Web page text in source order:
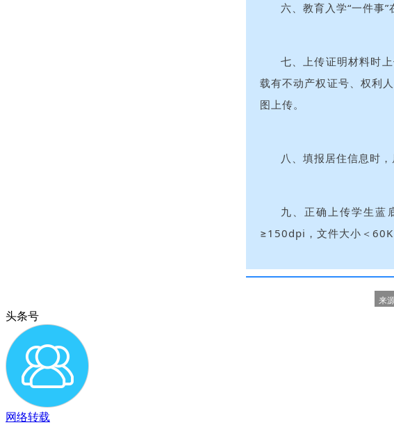
六、教育入学“一件事
七、上传证明材料时
载有不动产权证号、权利
图上传。
八、填报居住信息时
九、正确上传学生蓝
≥150dpi，文件大小＜60K
来
头条号
网络转载